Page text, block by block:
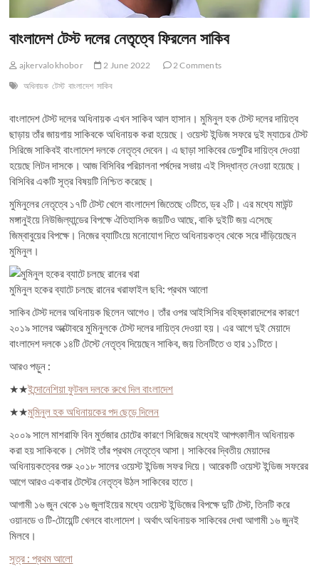
বাংলাদেশ টেস্ট দলের নেতৃত্বে ফিরলেন সাকিব
ajkervalokhobor 2 June 2022
2 Comments
অধিনায়ক টেস্ট বাংলাদেশ সাকিব
বাংলাদেশ টেস্ট দলের অধিনায়ক এখন সাকিব আল হাসান। মুমিনুল হক টেস্ট দলের দায়িত্ব
ছাড়ায় তাঁর জায়গায় সাকিবকে অধিনায়ক করা হয়েছে। ওয়েস্ট ইন্ডিজ সফরে দুই ম্যাচের টেস্ট
সিরিজে সাকিবই বাংলাদেশ দলকে নেতৃত্ব দেবেন। এ ছাড়া সাকিবের ডেপুটির দায়িত্ব দেওয়া
হয়েছে লিটন দাসকে। আজ বিসিবির পরিচালনা পর্ষদের সভায় এই সিদ্ধান্ত নেওয়া হয়েছে।
বিসিবির একটি সূত্র বিষয়টি নিশ্চিত করেছে।
মুমিনুলের নেতৃত্বে ১৭টি টেস্ট খেলে বাংলাদেশ জিতেছে ৩টিতে, ড্র ২টি। এর মধ্যে মাউন্ট
মঙ্গানুইয়ে নিউজিল্যান্ডের বিপক্ষে ঐতিহাসিক জয়টিও আছে, বাকি দুইটি জয় এসেছে
জিম্বাবুয়ের বিপক্ষে। নিজের ব্যাটিংয়ে মনোযোগ দিতে অধিনায়কত্ব থেকে সরে দাঁড়িয়েছেন
মুমিনুল।
মুমিনুল হকের ব্যাটে চলছে রানের খরাফাইল ছবি: প্রথম আলো
সাকিব টেস্ট দলের অধিনায়ক ছিলেন আগেও। তাঁর ওপর আইসিসির বহিষ্কারাদেশের কারণে
২০১৯ সালের অক্টোবরে মুমিনুলকে টেস্ট দলের দায়িত্ব দেওয়া হয়। এর আগে দুই মেয়াদে
বাংলাদেশ দলকে ১৪টি টেস্টে নেতৃত্ব দিয়েছেন সাকিব, জয় তিনটিতে ও হার ১১টিতে।
আরও পড়ুন :
★★ইন্দোনেশিয়া ফুটবল দলকে রুখে দিল বাংলাদেশ
★★মুমিনুল হক অধিনায়কের পদ ছেড়ে দিলেন
২০০৯ সালে মাশরাফি বিন মুর্তজার চোটের কারণে সিরিজের মধ্যেই আপৎকালীন অধিনায়ক
করা হয় সাকিবকে। সেটাই তাঁর প্রথম নেতৃত্বে আসা। সাকিবের দ্বিতীয় মেয়াদের
অধিনায়কত্বের শুরু ২০১৮ সালের ওয়েস্ট ইন্ডিজ সফর দিয়ে। আরেকটি ওয়েস্ট ইন্ডিজ সফরের
আগে আরও একবার টেস্টের নেতৃত্ব উঠল সাকিবের হাতে।
আগামী ১৬ জুন থেকে ১৬ জুলাইয়ের মধ্যে ওয়েস্ট ইন্ডিজের বিপক্ষে দুটি টেস্ট, তিনটি করে
ওয়ানডে ও টি-টোয়েন্টি খেলবে বাংলাদেশ। অর্থাৎ অধিনায়ক সাকিবের দেখা আগামী ১৬ জুনই
মিলবে।
সূত্র : প্রথম আলো